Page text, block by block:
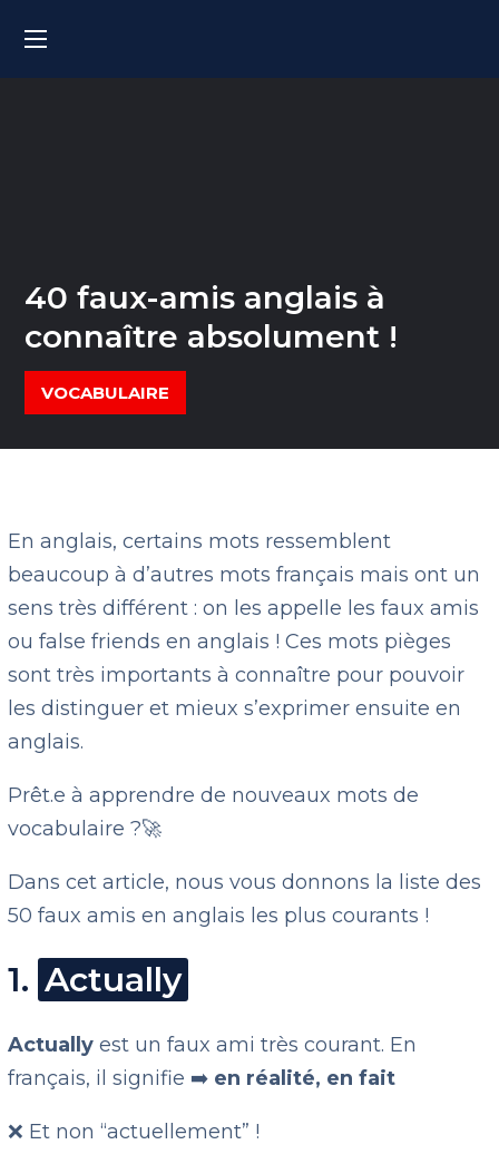
40 faux-amis anglais à
connaître absolument !
VOCABULAIRE
En anglais, certains mots ressemblent
beaucoup à d’autres mots français mais ont un
sens très différent : on les appelle les faux amis
ou false friends en anglais ! Ces mots pièges
sont très importants à connaître pour pouvoir
les distinguer et mieux s’exprimer ensuite en
anglais.
Prêt.e à apprendre de nouveaux mots de
vocabulaire ?🚀
Dans cet article, nous vous donnons la liste des
50 faux amis en anglais les plus courants !
1. Actually
Actuallyest un faux ami très courant. En
français, il signifie ➡️ en réalité, en fait
❌ Et non “actuellement” !